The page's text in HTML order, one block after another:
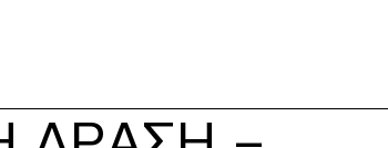
ΚΑΙ ΟΙΚΟΓΕΝΕΙΑΣ